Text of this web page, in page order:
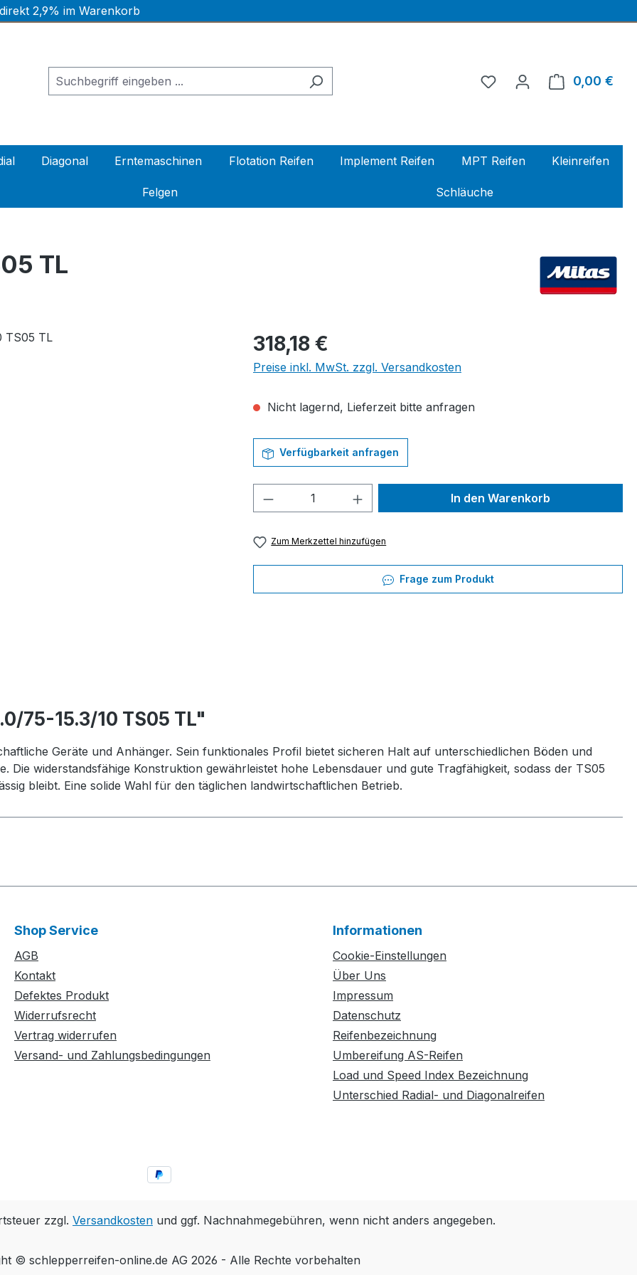
2,9% im Warenkorb
0,00 €
Diagonal Erntemaschinen Flotation Reifen Implement Reifen MPT Reifen Kleinreifen
Felgen Schläuche
TL
Regulärer Preis:
318,18 €
Preise inkl. MwSt. zzgl. Versandkosten
Nicht lagernd, Lieferzeit bitte anfragen
Verfügbarkeit anfragen
Produkt Anzahl: Gib den gewünschten Wert
In den Warenkorb
Zum Merkzettel hinzufügen
Frage zum Produkt
75-15.3/10 TS05 TL"
Geräte und Anhänger. Sein funktionales Profil bietet sicheren Halt auf unterschiedlichen Böden und
Die widerstandsfähige Konstruktion gewährleistet hohe Lebensdauer und gute Tragfähigkeit, sodass der TS05
bleibt. Eine solide Wahl für den täglichen landwirtschaftlichen Betrieb.
Shop Service
AGB
Kontakt
Defektes Produkt
Widerrufsrecht
Vertrag widerrufen
Versand- und Zahlungsbedingungen
Informationen
Cookie-Einstellungen
Über Uns
Impressum
Datenschutz
Reifenbezeichnung
Umbereifung AS-Reifen
Load und Speed Index Bezeichnung
Unterschied Radial- und Diagonalreifen
zzgl. Versandkosten und ggf. Nachnahmegebühren, wenn nicht anders angegeben.
© schlepperreifen-online.de AG 2026 - Alle Rechte vorbehalten